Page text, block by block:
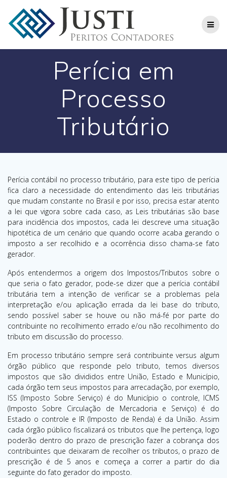
to
content
Perícia em
Processo
Tributário
Perícia contábil no processo tributário, para este tipo de perícia
fica claro a necessidade do entendimento das leis tributárias
que mudam constante no Brasil e por isso, precisa estar atento
a lei que vigora sobre cada caso, as Leis tributárias são base
para incidência dos impostos, cada lei descreve uma situação
hipotética de um cenário que quando ocorre acaba gerando o
imposto a ser recolhido e a ocorrência disso chama-se fato
gerador.
Após entendermos a origem dos Impostos/Tributos sobre o
que seria o fato gerador, pode-se dizer que a perícia contábil
tributária tem a intenção de verificar se a problemas pela
interpretação e/ou aplicação errada da lei base do tributo,
sendo possível saber se houve ou não má-fé por parte do
contribuinte no recolhimento errado e/ou não recolhimento do
tributo em discussão do processo.
Em processo tributário sempre será contribuinte versus algum
órgão público que responde pelo tributo, temos diversos
impostos que são divididos entre União, Estado e Município,
cada órgão tem seus impostos para arrecadação, por exemplo,
ISS (Imposto Sobre Serviço) é do Município o controle, ICMS
(Imposto Sobre Circulação de Mercadoria e Serviço) é do
Estado o controle e IR (Imposto de Renda) é da União. Assim
cada órgão público fiscalizará os tributos que lhe pertença, logo
poderão dentro do prazo de prescrição fazer a cobrança dos
contribuintes que deixaram de recolher os tributos, o prazo de
prescrição é de 5 anos e começa a correr a partir do dia
seguinte do fato gerador do imposto.